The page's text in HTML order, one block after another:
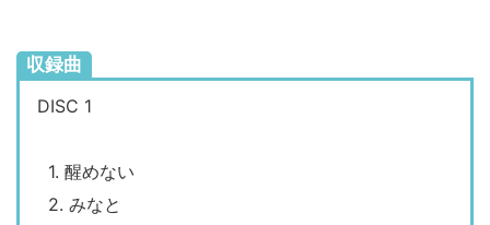
収録曲
DISC 1
1. 醒めない
2. みなと